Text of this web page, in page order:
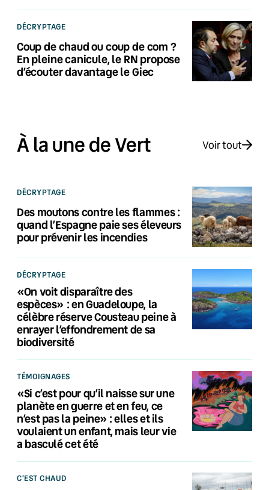
DÉCRYPTAGE
Coup de chaud ou coup de com ?
En pleine canicule, le RN propose
d’écouter davantage le Giec
À la une de Vert Voir tout
DÉCRYPTAGE
Des moutons contre les flammes :
quand l’Espagne paie ses éleveurs
pour prévenir les incendies
DÉCRYPTAGE
«On voit disparaître des
espèces» : en Guadeloupe, la
célèbre réserve Cousteau peine à
enrayer l’effondrement de sa
biodiversité
TÉMOIGNAGES
«Si c’est pour qu’il naisse sur une
planète en guerre et en feu, ce
n’est pas la peine» : elles et ils
voulaient un enfant, mais leur vie
a basculé cet été
C'EST CHAUD